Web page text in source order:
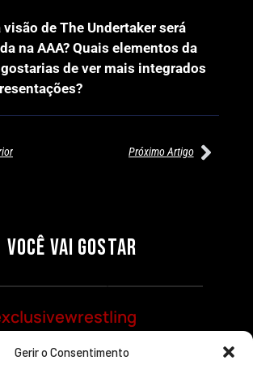
Gerir o Consentimento
visão de The Undertaker será
na AAA? Quais elementos da
de ver mais integrados
Próximo Artigo
VOCÊ VAI GOSTAR
A NÃO PERDER
MUNDIAL FEMININO NA AEW
REDEMPTION
Por exclusivewrestling
Ver mais Artigos